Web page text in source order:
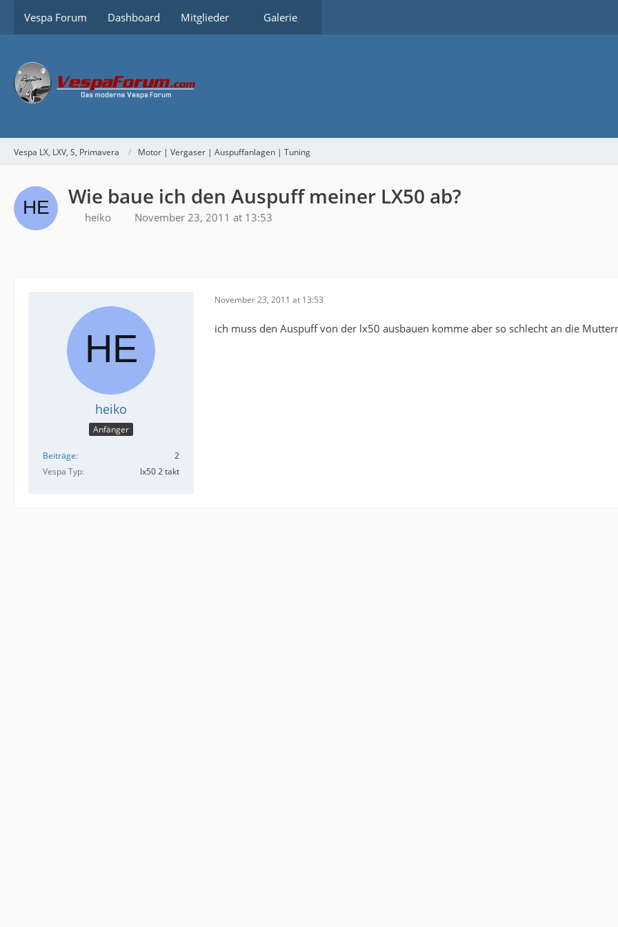
Vespa Forum Dashboard Mitglieder Galerie
Vespa LX, LXV, S, Primavera Motor | Vergaser | Auspuffanlagen | Tuning
Wie baue ich den Auspuff meiner LX50 ab?
heiko November 23, 2011 at 13:53
heiko
Anfänger
Beiträge
2
Vespa Typ
lx50 2 takt
November 23, 2011 at 13:53
ich muss den Auspuff von der lx50 ausbauen komme aber so schlecht an die